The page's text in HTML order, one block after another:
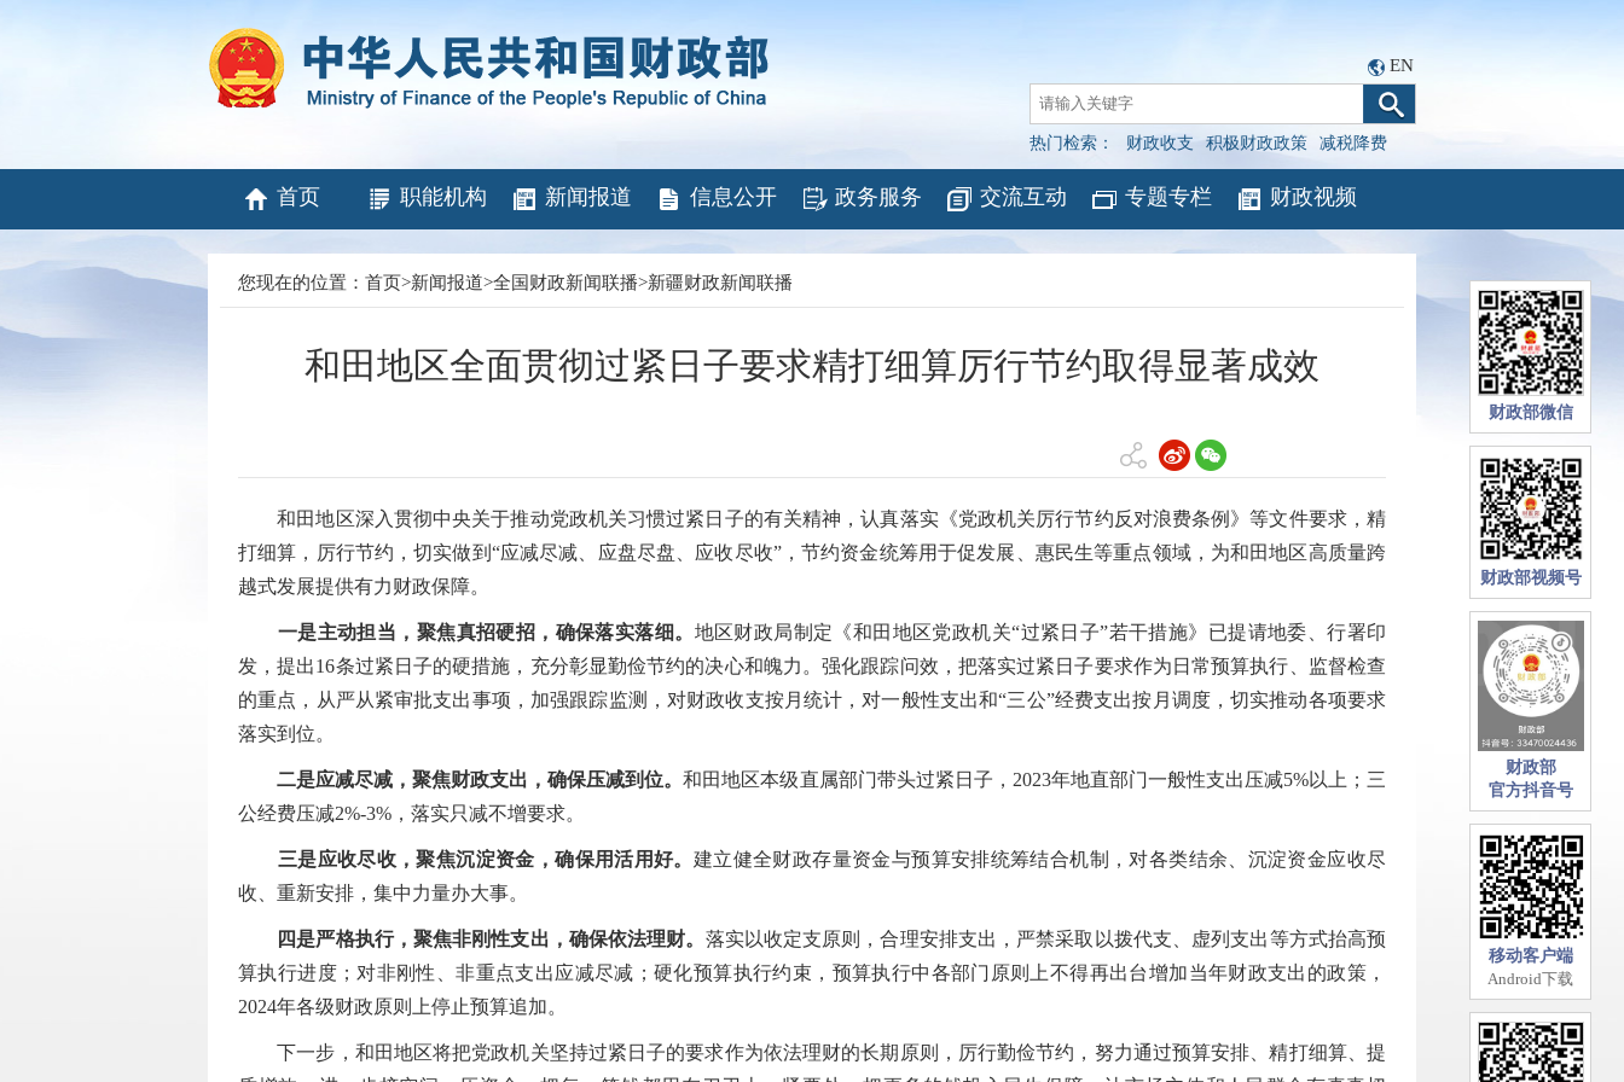
EN
热门检索： 财政收支 积极财政政策 减税降费
首页 职能机构 新闻报道 信息公开 政务服务 交流互动 专题专栏 财政视频
您现在的位置： 首页>新闻报道>全国财政新闻联播>新疆财政新闻联播
和田地区全面贯彻过紧日子要求精打细算厉行节约取得显著成效
和田地区深入贯彻中央关于推动党政机关习惯过紧日子的有关精神，认真落实《党政机关厉行节约反对浪费条例》等文件要求，精
打细算，厉行节约，切实做到“应减尽减、应盘尽盘、应收尽收”，节约资金统筹用于促发展、惠民生等重点领域，为和田地区高质量跨
越式发展提供有力财政保障。
一是主动担当，聚焦真招硬招，确保落实落细。 地区财政局制定《和田地区党政机关“过紧日子”若干措施》已提请地委、行署印
发，提出16条过紧日子的硬措施，充分彰显勤俭节约的决心和魄力。强化跟踪问效，把落实过紧日子要求作为日常预算执行、监督检查
的重点，从严从紧审批支出事项，加强跟踪监测，对财政收支按月统计，对一般性支出和“三公”经费支出按月调度，切实推动各项要求
落实到位。
二是应减尽减，聚焦财政支出，确保压减到位。和田地区本级直属部门带头过紧日子，2023年地直部门一般性支出压减5%以上；三
公经费压减2%-3%，落实只减不增要求。
三是应收尽收，聚焦沉淀资金，确保用活用好。 建立健全财政存量资金与预算安排统筹结合机制，对各类结余、沉淀资金应收尽
收、重新安排，集中力量办大事。
四是严格执行，聚焦非刚性支出，确保依法理财。 落实以收定支原则，合理安排支出，严禁采取以拨代支、虚列支出等方式抬高预
算执行进度；对非刚性、非重点支出应减尽减；硬化预算执行约束，预算执行中各部门原则上不得再出台增加当年财政支出的政策，
2024年各级财政原则上停止预算追加。
下一步，和田地区将把党政机关坚持过紧日子的要求作为依法理财的长期原则，厉行勤俭节约，努力通过预算安排、精打细算、提
财政部微信
财政部视频号
财政部
官方抖音号
移动客户端
Android下载